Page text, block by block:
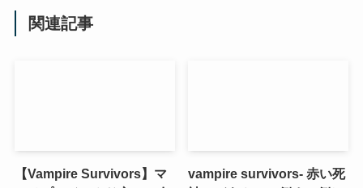
関連記事
【Vampire Survivors】マ
vampire survivors- 赤い死